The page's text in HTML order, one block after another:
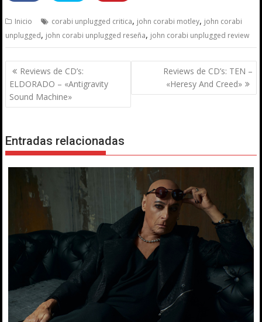
Inicio corabi unplugged critica, john corabi motley, john corabi
unplugged, john corabi unplugged reseña, john corabi unplugged review
Navegación
de
entradas
Reviews de CD’s:
ELDORADO – «Antigravity
Sound Machine»
Reviews de CD’s: TEN –
«Heresy And Creed»
Entradas relacionadas